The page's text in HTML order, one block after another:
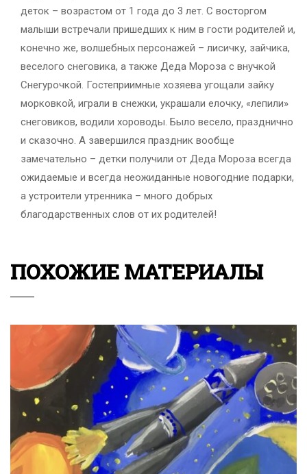
деток – возрастом от 1 года до 3 лет. С восторгом
малыши встречали пришедших к ним в гости родителей и,
конечно же, волшебных персонажей – лисичку, зайчика,
веселого снеговика, а также Деда Мороза с внучкой
Снегурочкой. Гостеприимные хозяева угощали зайку
морковкой, играли в снежки, украшали елочку, «лепили»
снеговиков, водили хороводы. Было весело, празднично
и сказочно. А завершился праздник вообще
замечательно – детки получили от Деда Мороза всегда
ожидаемые и всегда неожиданные новогодние подарки,
а устроители утренника – много добрых
благодарственных слов от их родителей!
ПОХОЖИЕ МАТЕРИАЛЫ